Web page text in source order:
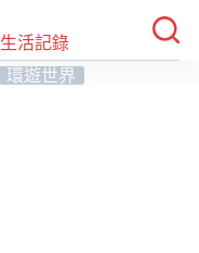
活記錄
環遊世界